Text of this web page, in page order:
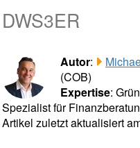
DWS3ER
Autor:
(COB)
Expertise:
Spezialist für
Artikel zuletzt aktualisiert